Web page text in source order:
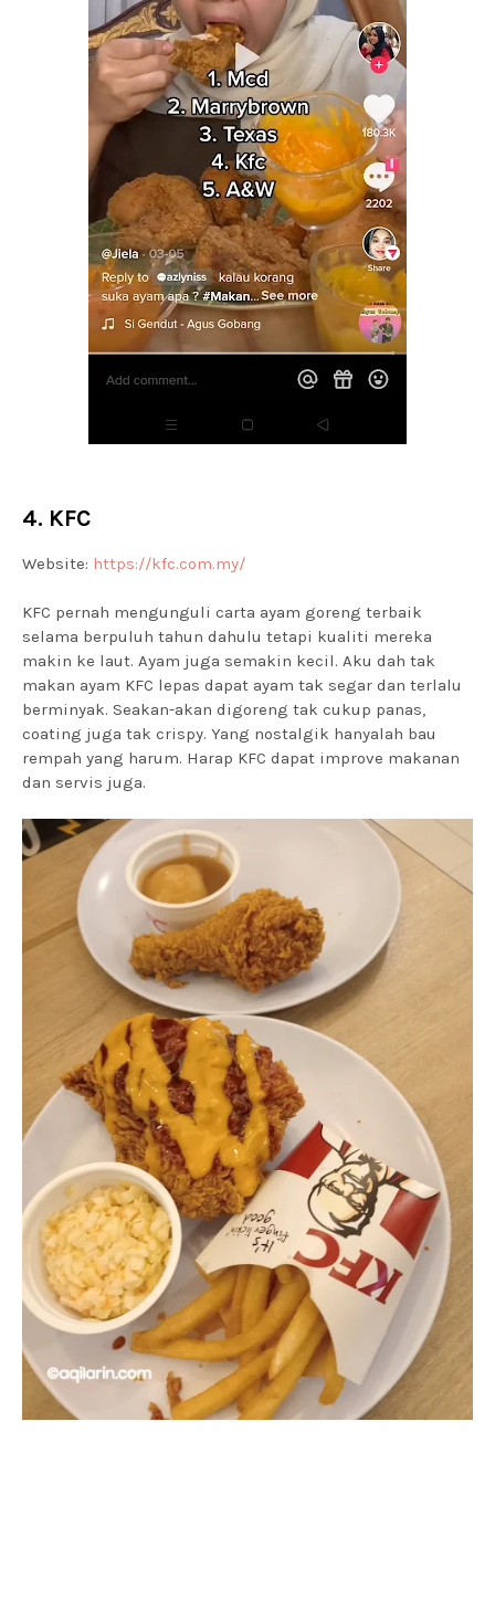
4. KFC
Website: https://kfc.com.my/
KFC pernah mengunguli carta ayam goreng terbaik
selama berpuluh tahun dahulu tetapi kualiti mereka
makin ke laut. Ayam juga semakin kecil. Aku dah tak
makan ayam KFC lepas dapat ayam tak segar dan terlalu
berminyak. Seakan-akan digoreng tak cukup panas,
coating juga tak crispy. Yang nostalgik hanyalah bau
rempah yang harum. Harap KFC dapat improve makanan
dan servis juga.